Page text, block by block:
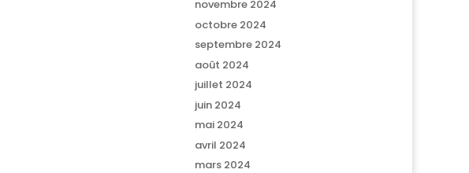
novembre 2024
octobre 2024
septembre 2024
août 2024
juillet 2024
juin 2024
mai 2024
avril 2024
mars 2024